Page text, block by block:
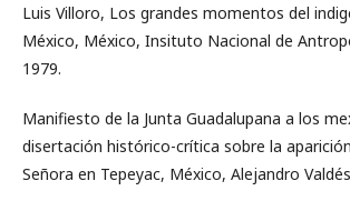
Luis Villoro, Los grandes momentos del
México, México, Insituto Nacional de
1979.
Manifiesto de la Junta Guadalupana a los
disertación histórico-crítica sobre la
Señora en Tepeyac, México, Alejandro